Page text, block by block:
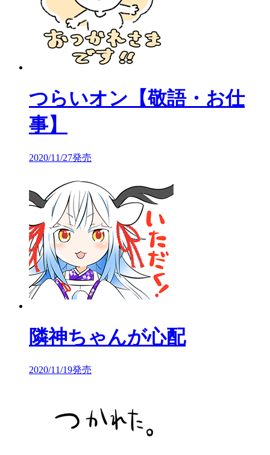
つらいオン【敬語・お仕
事】
2020/11/27発売
隣神ちゃんが心配
2020/11/19発売